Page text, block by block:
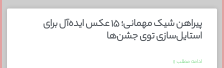
پیراهن شیک مهمانی؛ ۱۵ عکس ایده‌آل برای
استایل‌سازی توی جشن‌ها
ادامه مطلب »